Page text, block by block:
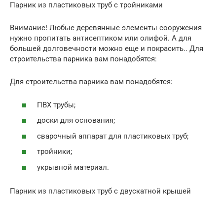
Парник из пластиковых труб с тройниками
Внимание! Любые деревянные элементы сооружения
нужно пропитать антисептиком или олифой. А для
большей долговечности можно еще и покрасить.. Для
строительства парника вам понадобятся:
Для строительства парника вам понадобятся:
ПВХ трубы;
доски для основания;
сварочный аппарат для пластиковых труб;
тройники;
укрывной материал.
Парник из пластиковых труб с двускатной крышей